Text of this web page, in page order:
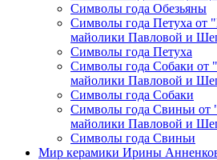
Символы года Обезьяны
Символы года Петуха от
майолики Павловой и
Символы года Петуха
Символы года Собаки от
майолики Павловой и
Символы года Собаки
Символы года Свиньи от
майолики Павловой и
Символы года Свиньи
Мир керамики Ирины